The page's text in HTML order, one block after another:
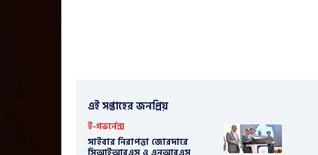
এই সপ্তাহের জনপ্রিয়
ই-গভর্নেন্স
সাইবার নিরাপত্তা জোরদারে